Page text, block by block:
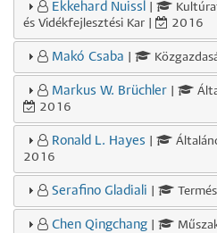
Ekkehard Nuissl
és Vidékfejlesztési Kar |
2016
Makó Csaba
Markus W. Brüchler
2016
Ronald L. Hayes
2016
Serafino Gladiali
Chen Qingchang